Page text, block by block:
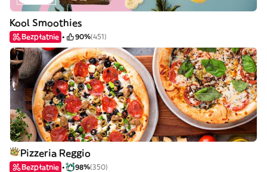
Kool Smoothies
Bezpłatnie 90%(451)
Pizzeria Reggio
Bezpłatnie 98%(350)